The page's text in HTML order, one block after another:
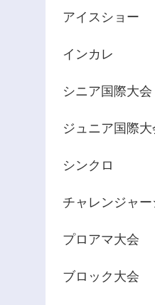
アイスショー
インカレ
シニア国際大会
ジュニア国際大
シンクロ
チャレンジャ
プロアマ大会
ブロック大会